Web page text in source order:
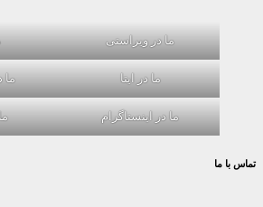
ما در ویراستی
ما در ایتا ما
ما در اینستاگرام
تماس با ما